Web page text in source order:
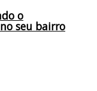
o
seu bairro